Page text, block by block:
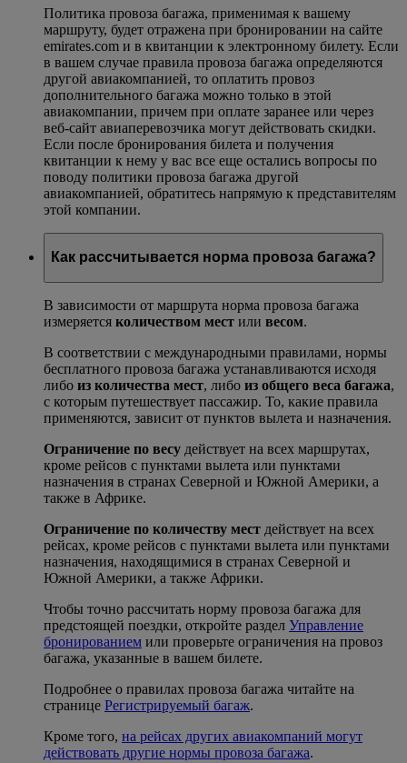
Политика провоза багажа, применимая к вашему
маршруту, будет отражена при бронировании на сайте
emirates.com и в квитанции к электронному билету. Если
в вашем случае правила провоза багажа определяются
другой авиакомпанией, то оплатить провоз
дополнительного багажа можно только в этой
авиакомпании, причем при оплате заранее или через
веб-сайт авиаперевозчика могут действовать скидки.
Если после бронирования билета и получения
квитанции к нему у вас все еще остались вопросы по
поводу политики провоза багажа другой
авиакомпанией, обратитесь напрямую к представителям
этой компании.
Как рассчитывается норма провоза багажа?
В зависимости от маршрута норма провоза багажа
измеряется количеством мест или весом.
В соответствии с международными правилами, нормы
бесплатного провоза багажа устанавливаются исходя
либо из количества мест, либо из общего веса багажа,
с которым путешествует пассажир. То, какие правила
применяются, зависит от пунктов вылета и назначения.
Ограничение по весу действует на всех маршрутах,
кроме рейсов с пунктами вылета или пунктами
назначения в странах Северной и Южной Америки, а
также в Африке.
Ограничение по количеству мест действует на всех
рейсах, кроме рейсов с пунктами вылета или пунктами
назначения, находящимися в странах Северной и
Южной Америки, а также Африки.
Чтобы точно рассчитать норму провоза багажа для
предстоящей поездки, откройте раздел Управление
бронированием или проверьте ограничения на провоз
багажа, указанные в вашем билете.
Подробнее о правилах провоза багажа читайте на
странице Регистрируемый багаж.
Кроме того, на рейсах других авиакомпаний могут
действовать другие нормы провоза багажа.